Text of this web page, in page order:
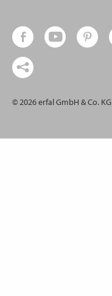
© 2026 erfal GmbH & Co. KG